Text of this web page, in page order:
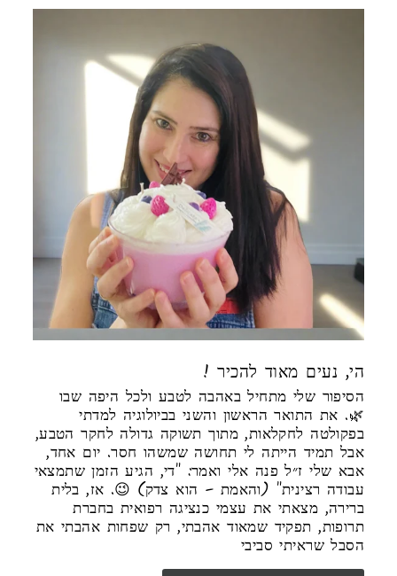
! הי, נעים מאוד להכיר
הסיפור שלי מתחיל באהבה לטבע ולכל היפה שבו
🌿. את התואר הראשון והשני בביולוגיה למדתי
בפקולטה לחקלאות, מתוך תשוקה גדולה לחקר הטבע,
אבל תמיד הייתה לי תחושה שמשהו חסר. יום אחד,
אבא שלי ז״ל פנה אלי ואמר: "די, הגיע הזמן שתמצאי
עבודה רצינית" (והאמת – הוא צדק) 😉. אז, בלית
ברירה, מצאתי את עצמי כנציגה רפואית בחברת
תרופות, תפקיד שמאוד אהבתי, רק שפחות אהבתי את
הסבל שראיתי סביבי